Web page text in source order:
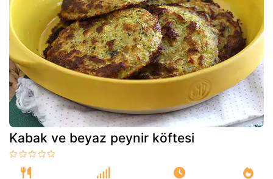
Kabak ve beyaz peynir köftesi